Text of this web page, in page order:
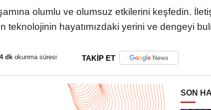
olumlu ve olumsuz etkilerini keşfedin.
teknolojinin hayatımızdaki yerini ve dengeyi
4 dk okunma süresi TAKİP ET
SON